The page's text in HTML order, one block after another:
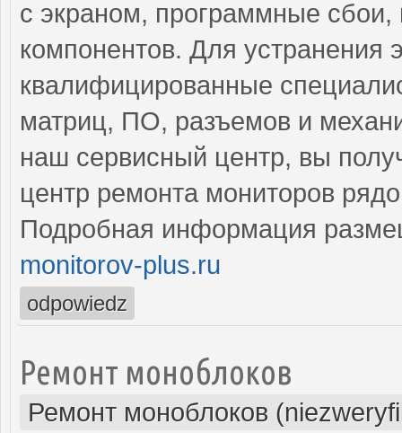
с экраном, программные
компонентов. Для устранения
квалифицированные
матриц, ПО, разъемов и
наш сервисный центр, вы
центр ремонта мониторов
Подробная информация
monitorov-plus.ru
odpowiedz
Ремонт моноблоков
Ремонт моноблоков